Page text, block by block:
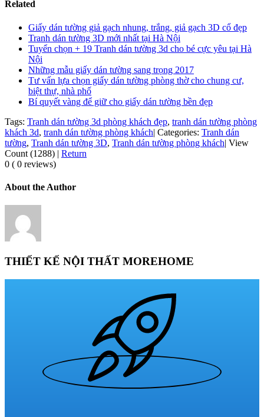
Related
Giấy dán tường giả gạch nhung, trắng, giả gạch 3D cổ đẹp
Tranh dán tường 3D mới nhất tại Hà Nội
Tuyển chọn + 19 Tranh dán tường 3d cho bé cực yêu tại Hà
Nội
Những mẫu giấy dán tường sang trọng 2017
Tư vấn lựa chọn giấy dán tường phòng thờ cho chung cư,
biệt thự, nhà phố
Bí quyết vàng để giữ cho giấy dán tường bền đẹp
Tags: Tranh dán tường 3d phòng khách đẹp, tranh dán tường phòng
khách 3d, tranh dán tường phòng khách| Categories: Tranh dán
tường, Tranh dán tường 3D, Tranh dán tường phòng khách| View
Count (1288) | Return
0 ( 0 reviews)
About the Author
THIẾT KẾ NỘI THẤT MOREHOME